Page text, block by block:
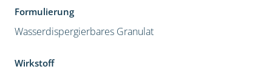
Formulierung
Wasserdispergierbares Granulat
Wirkstoff